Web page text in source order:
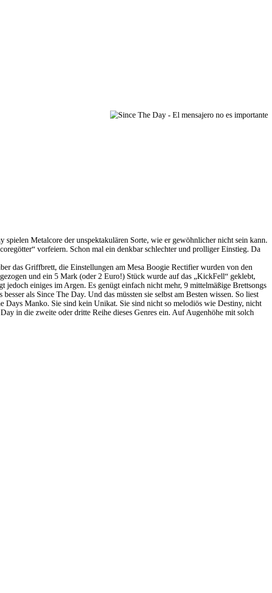
Metalcore der unspektakulären Sorte, wie er gewöhnlicher nicht sein kann.
vorfeiern. Schon mal ein denkbar schlechter und prolliger Einstieg. Da
das Griffbrett, die Einstellungen am Mesa Boogie Rectifier wurden von den
und ein 5 Mark (oder 2 Euro!) Stück wurde auf das „KickFell“ geklebt,
einiges im Argen. Es genügt einfach nicht mehr, 9 mittelmäßige Brettsongs
als Since The Day. Und das müssten sie selbst am Besten wissen. So liest
Days Manko. Sie sind kein Unikat. Sie sind nicht so melodiös wie Destiny, nicht
in die zweite oder dritte Reihe dieses Genres ein. Auf Augenhöhe mit solch